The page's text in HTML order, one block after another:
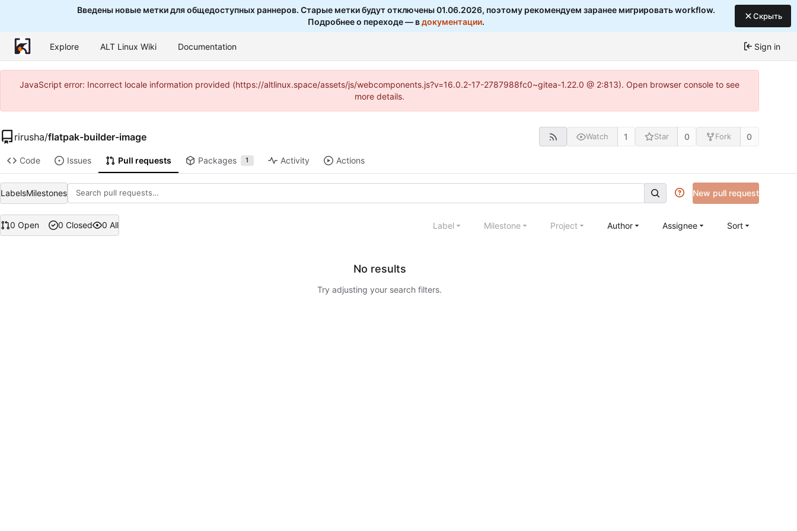
Введены новые метки для общедоступных раннеров. Старые метки будут отключены 01.06.2026, поэтому рекомендуем заранее мигрировать workflow.
Подробнее о переходе — вдокументации.
Скрыть
Explore ALT Linux Wiki Documentation Sign in
JavaScript error: Incorrect locale information provided (https://altlinux.space/assets/js/webcomponents.js?v=16.0.2-17-2787988fc0~gitea-1.22.0 @ 2:813). Open browser console to see
more details.
rirusha/flatpak-builder-image Watch 1 Star 0 Fork 0
Code Issues Pull requests Packages 1 Activity Actions
LabelsMilestones New pull request
0 Open 0 Closed 0 All Label Milestone Project Author Assignee Sort
No results
Try adjusting your search filters.